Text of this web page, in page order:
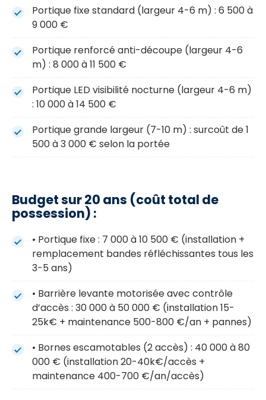
Portique fixe standard (largeur 4-6 m) : 6 500 à
9 000 €
Portique renforcé anti-découpe (largeur 4-6
m) : 8 000 à 11 500 €
Portique LED visibilité nocturne (largeur 4-6 m)
: 10 000 à 14 500 €
Portique grande largeur (7-10 m) : surcoût de 1
500 à 3 000 € selon la portée
Budget sur 20 ans (coût total de
possession) :
• Portique fixe : 7 000 à 10 500 € (installation +
remplacement bandes réfléchissantes tous les
3-5 ans)
• Barrière levante motorisée avec contrôle
d’accès : 30 000 à 50 000 € (installation 15-
25k€ + maintenance 500-800 €/an + pannes)
• Bornes escamotables (2 accès) : 40 000 à 80
000 € (installation 20-40k€/accès +
maintenance 400-700 €/an/accès)